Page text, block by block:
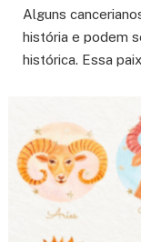
Alguns
história e podem
histórica. Essa